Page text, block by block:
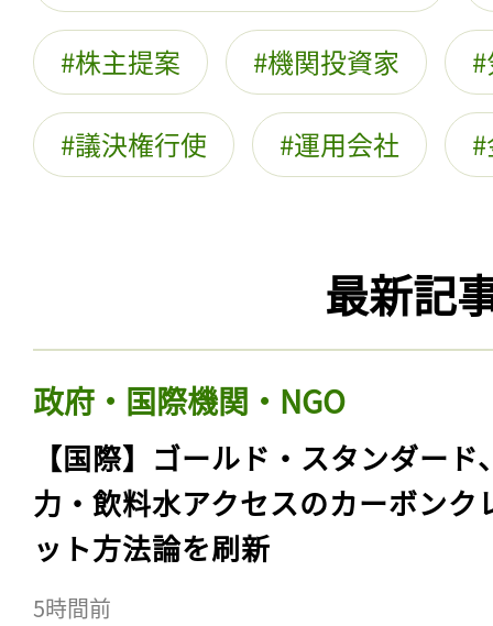
株主提案 機関投資家
議決権行使 運用会社
最新記
政府・国際機関・NGO
【国際】ゴールド・スタンダード
力・飲料水アクセスのカーボンク
ット方法論を刷新
5時間前